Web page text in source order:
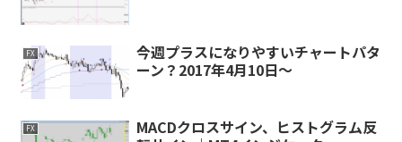
FX
今週プラスになりやすいチャートパタ
ーン？2017年4月10日～
FX
MACDクロスサイン、ヒストグラム反